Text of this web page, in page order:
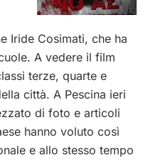
Iride Cosimati, che ha
A vedere il film
terze, quarte e
città. A Pescina ieri
di foto e articoli
hanno voluto così
e allo stesso tempo